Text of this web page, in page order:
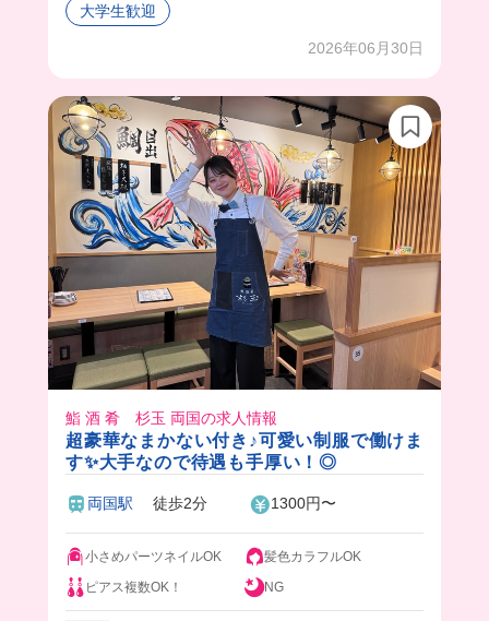
今回は天丼を食べたんだけど、揚げたてサックサ
海鮮丼やお寿司も選べるみたいで、毎回豪華で目
大学生歓迎
2026年06月30日
鮨 酒 肴 杉玉 両国の求人情報
超豪華なまかない付き♪可愛い制服で働けま
す✨大手なので待遇も手厚い！◎
両国駅 徒歩2分 1300円〜
小さめパーツネイルOK
髪色カラフルOK
ピアス複数OK！
NG